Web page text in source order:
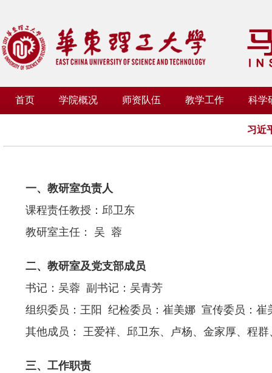
首页 学院概况 师资队伍 教学工作 科学
习近
一、教研室负责人
课程责任教授：邱卫东
教研室主任： 吴 蓉
二、教研室及党支部成员
书记：吴蓉 副书记：吴青芳
组织委员：王阳 纪检委员：崔美娜 宣传委员：崔
其他成员： 王爱祥、邱卫东、卢杨、金家厚、程
三、工作职责